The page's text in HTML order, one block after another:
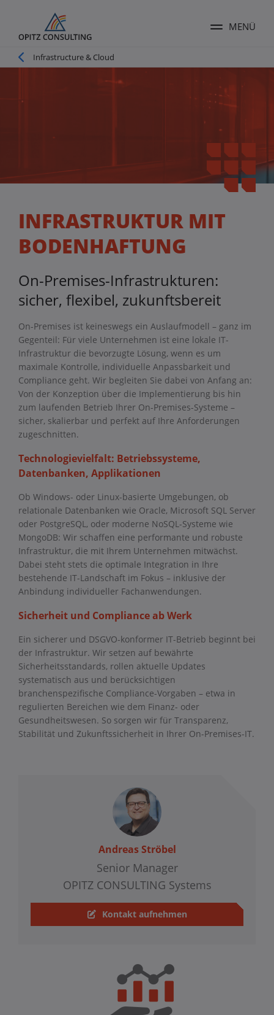
Menü
MENÜ
Pfadnavigation
Infrastructure & Cloud
INFRASTRUKTUR MIT
BODENHAFTUNG
On-Premises-Infrastrukturen:
sicher, flexibel, zukunftsbereit
On-Premises ist keineswegs ein Auslaufmodell – ganz im
Gegenteil: Für viele Unternehmen ist eine lokale IT-
Infrastruktur die bevorzugte Lösung, wenn es um
maximale Kontrolle, individuelle Anpassbarkeit und
Compliance geht. Wir begleiten Sie dabei von Anfang an:
Von der Konzeption über die Implementierung bis hin
zum laufenden Betrieb Ihrer On-Premises-Systeme –
sicher, skalierbar und perfekt auf Ihre Anforderungen
zugeschnitten.
Technologievielfalt: Betriebssysteme,
Datenbanken, Applikationen
Ob Windows- oder Linux-basierte Umgebungen, ob
relationale Datenbanken wie Oracle, Microsoft SQL Server
oder PostgreSQL, oder moderne NoSQL-Systeme wie
MongoDB: Wir schaffen eine performante und robuste
Infrastruktur, die mit Ihrem Unternehmen mitwächst.
Dabei steht stets die optimale Integration in Ihre
bestehende IT-Landschaft im Fokus – inklusive der
Anbindung individueller Fachanwendungen.
Sicherheit und Compliance ab Werk
Ein sicherer und DSGVO-konformer IT-Betrieb beginnt bei
der Infrastruktur. Wir setzen auf bewährte
Sicherheitsstandards, rollen aktuelle Updates
systematisch aus und berücksichtigen
branchenspezifische Compliance-Vorgaben – etwa in
regulierten Bereichen wie dem Finanz- oder
Gesundheitswesen. So sorgen wir für Transparenz,
Stabilität und Zukunftssicherheit in Ihrer On-Premises-IT.
Andreas Ströbel
Senior Manager
OPITZ CONSULTING Systems
Kontakt aufnehmen